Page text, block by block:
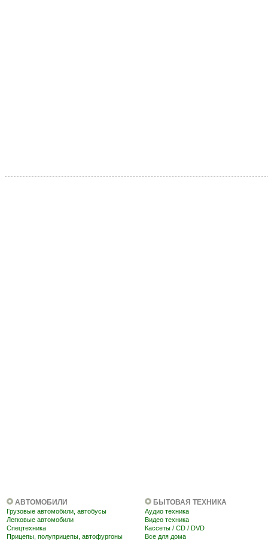
АВТОМОБИЛИ
Грузовые автомобили, автобусы
Легковые автомобили
Cпецтехника
Прицепы, полуприцепы, автофургоны
БЫТОВАЯ ТЕХНИКА
Аудио техника
Видео техника
Кассеты / CD / DVD
Все для дома